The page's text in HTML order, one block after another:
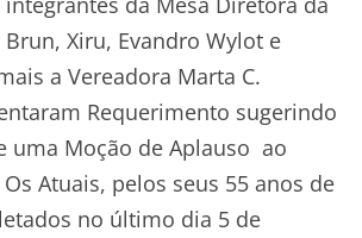
Xiru, Evandro Wylot e
a Vereadora Marta C.
Requerimento sugerindo
uma Moção de Aplauso ao
Atuais, pelos seus 55 anos de
no último dia 5 de